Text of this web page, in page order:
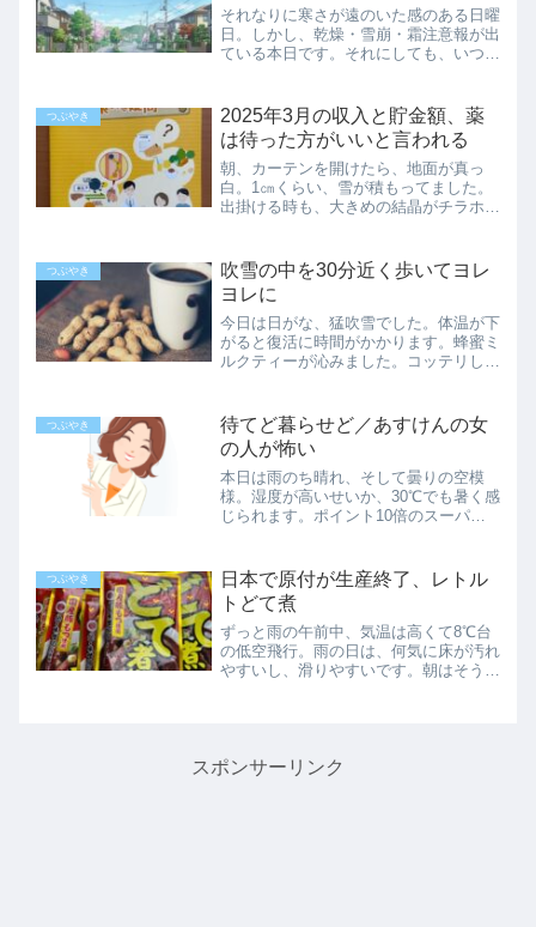
それなりに寒さが遠のいた感のある日曜
日。しかし、乾燥・雪崩・霜注意報が出
ている本日です。それにしても、いつの
方々向けなのでしょうが、時代に乗り遅
れたらそれっきりにしてい...
つぶやき
2025年3月の収入と貯金額、薬
は待った方がいいと言われる
朝、カーテンを開けたら、地面が真っ
白。1㎝くらい、雪が積もってました。
出掛ける時も、大きめの結晶がチラホラ
で最後と思いたい…3月も今日で終わり
なのですから。3月の収入と...
つぶやき
吹雪の中を30分近く歩いてヨレ
ヨレに
今日は日がな、猛吹雪でした。体温が下
がると復活に時間がかかります。蜂蜜ミ
ルクティーが沁みました。コッテリした
て…今日、午前中にリハビリがあったの
ですが、いつも遅れるバス...
つぶやき
待てど暮らせど／あすけんの女
の人が怖い
本日は雨のち晴れ、そして曇りの空模
様。湿度が高いせいか、30℃でも暑く感
じられます。ポイント10倍のスーパー
しばらく買わない方向で。待ちぼうけ今
日は郵便も来ず、電話もか...
つぶやき
日本で原付が生産終了、レトル
トどて煮
ずっと雨の午前中、気温は高くて8℃台
の低空飛行。雨の日は、何気に床が汚れ
やすいし、滑りやすいです。朝はそうで
スポンサーリンク